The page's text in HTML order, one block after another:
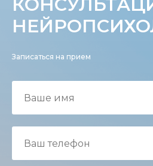
Записаться на прием